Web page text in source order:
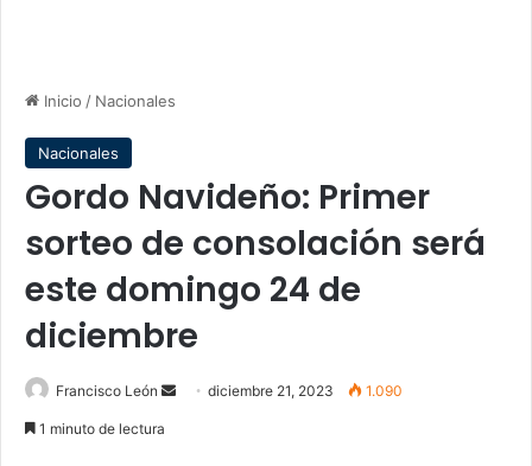
Inicio / Nacionales
Nacionales
Gordo Navideño: Primer
sorteo de consolación será
este domingo 24 de
diciembre
Francisco León
Senddiciembre 21, 2023 1.090
1 minuto de lectura